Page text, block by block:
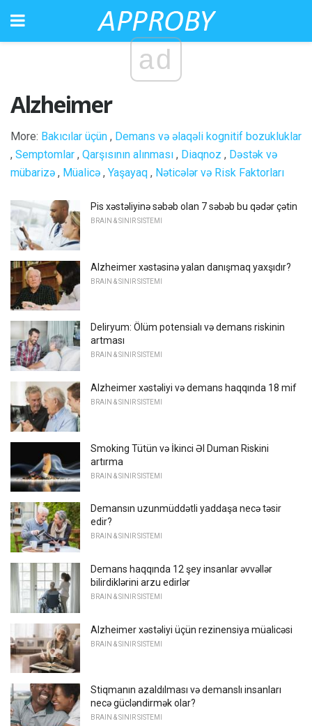
ad
Alzheimer
More: Bakıcılar üçün , Demans və əlaqəli kognitif bozukluklar
, Semptomlar , Qarşısının alınması , Diaqnoz , Dəstək və
mübarizə , Müalicə , Yaşayaq , Nəticələr və Risk Faktorları
Pis xəstəliyinə səbəb olan 7 səbəb bu qədər çətin
BRAIN & SINIR SISTEMI
Alzheimer xəstəsinə yalan danışmaq yaxşıdır?
BRAIN & SINIR SISTEMI
Deliryum: Ölüm potensialı və demans riskinin
artması
BRAIN & SINIR SISTEMI
Alzheimer xəstəliyi və demans haqqında 18 mif
BRAIN & SINIR SISTEMI
Smoking Tütün və İkinci Əl Duman Riskini
artırma
BRAIN & SINIR SISTEMI
Demansın uzunmüddətli yaddaşa necə təsir
edir?
BRAIN & SINIR SISTEMI
Demans haqqında 12 şey insanlar əvvəllər
bilirdiklərini arzu edirlər
BRAIN & SINIR SISTEMI
Alzheimer xəstəliyi üçün rezinensiya müalicəsi
BRAIN & SINIR SISTEMI
Stiqmanın azaldılması və demanslı insanları
necə gücləndirmək olar?
BRAIN & SINIR SISTEMI